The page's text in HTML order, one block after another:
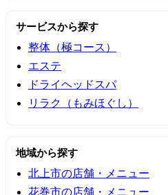
サービスから探す
整体（極コース）
エステ
ドライヘッドスパ
リラク（もみほぐし）
地域から探す
北上市の店舗・メニュー
花巻市の店舗・メニュー